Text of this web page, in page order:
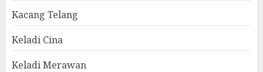
Kacang Telang
Keladi Cina
Keladi Merawan